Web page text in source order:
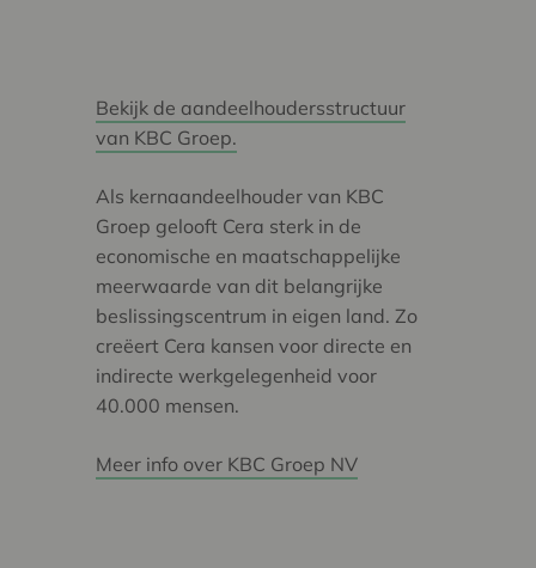
Bekijk de aandeelhoudersstructuur
van KBC Groep.
Als kernaandeelhouder van KBC
Groep gelooft Cera sterk in de
economische en maatschappelijke
meerwaarde van dit belangrijke
beslissingscentrum in eigen land. Zo
creëert Cera kansen voor directe en
indirecte werkgelegenheid voor
40.000 mensen.
Meer info over KBC Groep NV